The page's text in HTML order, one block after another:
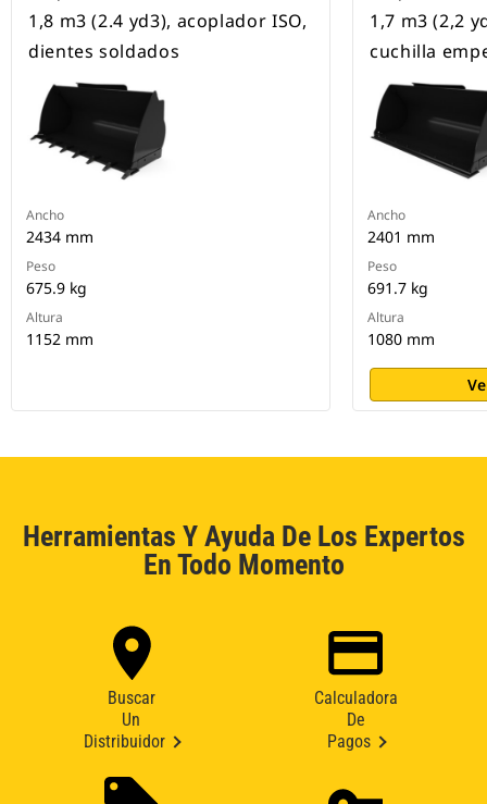
1,8 m3 (2.4 yd3), acoplador ISO,
dientes soldados
Ancho
2434 mm
Peso
675.9 kg
Altura
1152 mm
1,7 m3 (2,2
cuchilla
Ancho
2401 mm
Peso
691.7 kg
Altura
1080 mm
Herramientas Y Ayuda De Los Expertos
En Todo Momento
Buscar
Un
Distribuidor
Calculadora
De
Pagos